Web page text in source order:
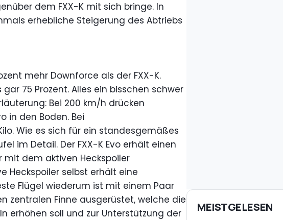
dem FXX-K mit sich bringe. In
erhebliche Steigerung des Abtriebs
mehr Downforce als der FXX-K.
75 Prozent. Alles ein bisschen schwer
Bei 200 km/h drücken
in den Boden. Bei
Wie es sich für ein standesgemäßes
im Detail. Der FXX-K Evo erhält einen
mit dem aktiven Heckspoiler
Heckspoiler selbst erhält eine
Flügel wiederum ist mit einem Paar
zentralen Finne ausgerüstet, welche die
erhöhen soll und zur Unterstützung der
MEISTGELESEN